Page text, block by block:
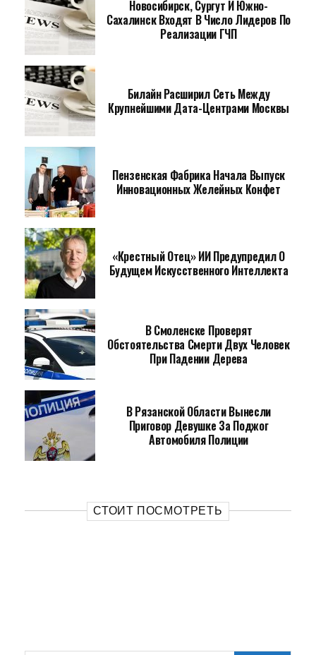
Новосибирск, Сургут И Южно-
Сахалинск Входят В Число Лидеров По
Реализации ГЧП
Билайн Расширил Сеть Между
Крупнейшими Дата-Центрами Москвы
Пензенская Фабрика Начала Выпуск
Инновационных Желейных Конфет
«Крестный Отец» ИИ Предупредил О
Будущем Искусственного Интеллекта
В Смоленске Проверят
Обстоятельства Смерти Двух Человек
При Падении Дерева
В Рязанской Области Вынесли
Приговор Девушке За Поджог
Автомобиля Полиции
СТОИТ ПОСМОТРЕТЬ